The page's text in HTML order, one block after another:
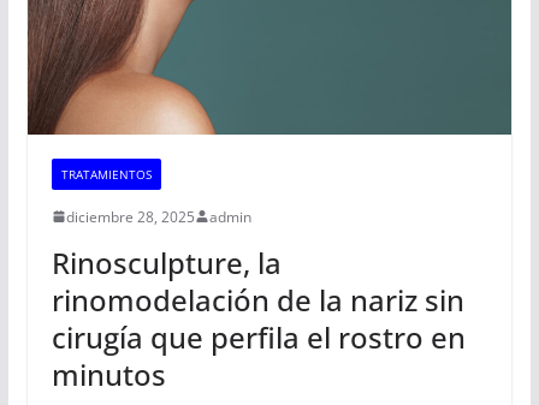
TRATAMIENTOS
diciembre 28, 2025 admin
Rinosculpture, la
rinomodelación de la nariz sin
cirugía que perfila el rostro en
minutos